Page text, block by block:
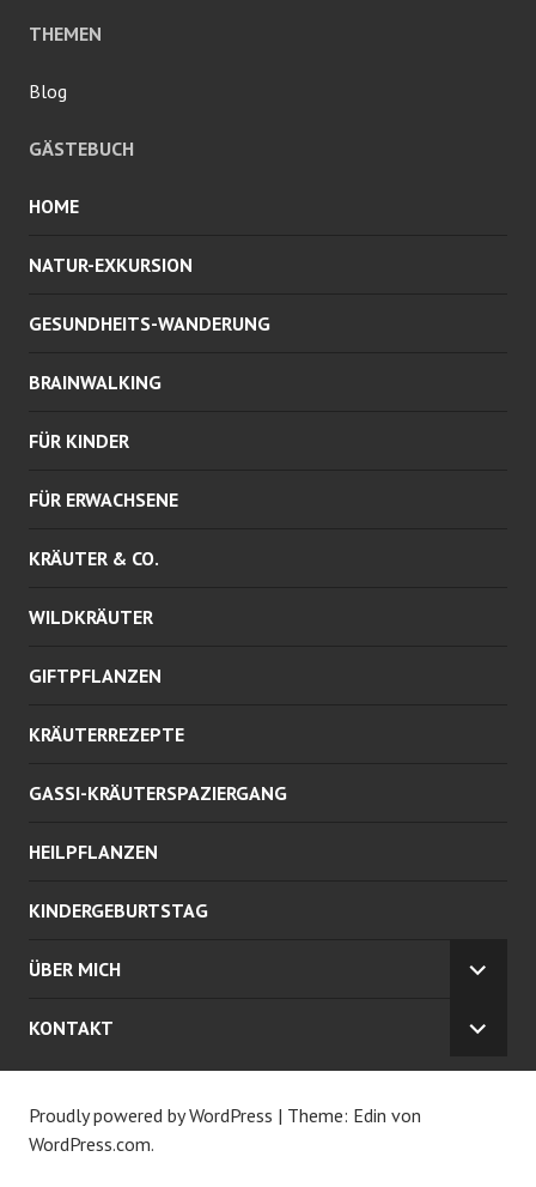
THEMEN
Blog
GÄSTEBUCH
HOME
NATUR-EXKURSION
GESUNDHEITS-WANDERUNG
BRAINWALKING
FÜR KINDER
FÜR ERWACHSENE
KRÄUTER & CO.
WILDKRÄUTER
GIFTPFLANZEN
KRÄUTERREZEPTE
GASSI-KRÄUTERSPAZIERGANG
HEILPFLANZEN
KINDERGEBURTSTAG
ÜBER MICH
U
T
R
KONTAKT
U
Proudly powered by WordPress | Theme: Edin von
WordPress.com.